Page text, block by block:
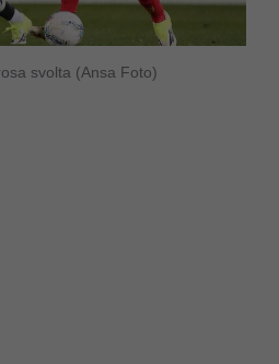
svolta (Ansa Foto)